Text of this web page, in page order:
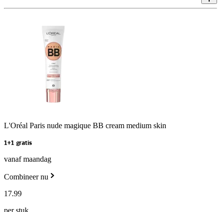
L'Oréal Paris nude magique BB cream medium skin
1+1 gratis
vanaf maandag
Combineer nu
17.99